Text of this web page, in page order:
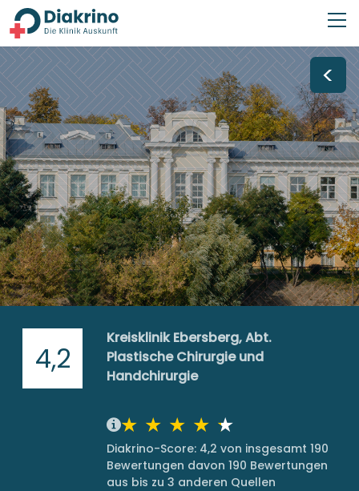
<
4,2
Kreisklinik Ebersberg, Abt.
Plastische Chirurgie und
Handchirurgie
Diakrino-Score: 4,2 von insgesamt 190
Bewertungen davon 190 Bewertungen
aus bis zu 3 anderen Quellen